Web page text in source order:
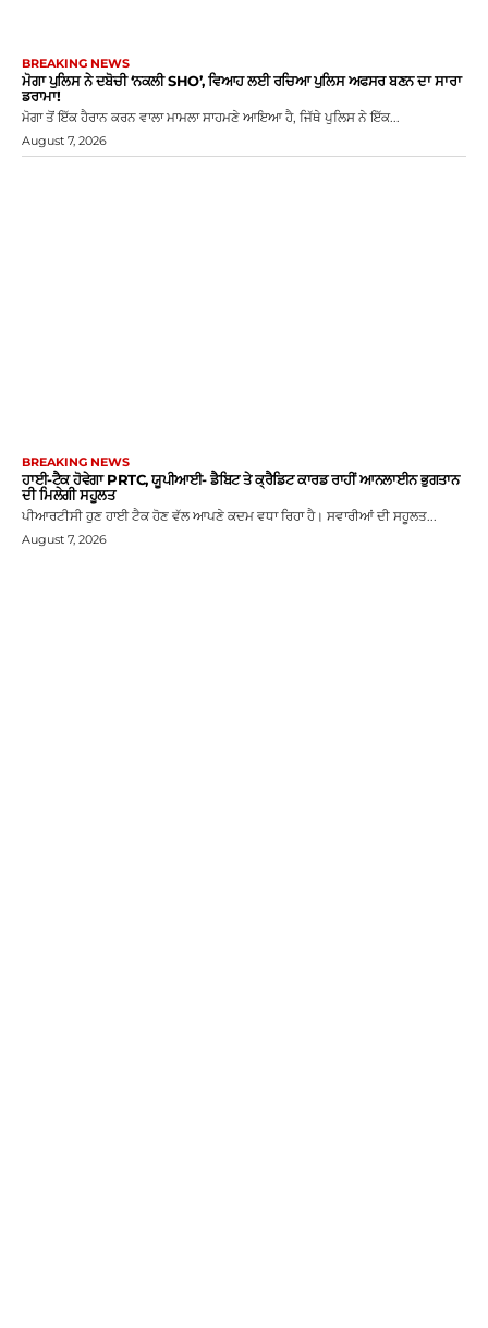
BREAKING NEWS
ਮੋਗਾ ਪੁਲਿਸ ਨੇ ਦਬੋਚੀ ‘ਨਕਲੀ SHO’, ਵਿਆਹ ਲਈ ਰਚਿਆ ਪੁਲਿਸ ਅਫਸਰ ਬਣਨ ਦਾ ਸਾਰਾ
ਡਰਾਮਾ!
ਮੋਗਾ ਤੋਂ ਇੱਕ ਹੈਰਾਨ ਕਰਨ ਵਾਲਾ ਮਾਮਲਾ ਸਾਹਮਣੇ ਆਇਆ ਹੈ, ਜਿੱਥੇ ਪੁਲਿਸ ਨੇ ਇੱਕ...
August 7, 2026
BREAKING NEWS
ਹਾਈ-ਟੈਕ ਹੋਵੇਗਾ PRTC, ਯੂਪੀਆਈ- ਡੈਬਿਟ ਤੇ ਕ੍ਰੈਡਿਟ ਕਾਰਡ ਰਾਹੀਂ ਆਨਲਾਈਨ ਭੁਗਤਾਨ
ਦੀ ਮਿਲੇਗੀ ਸਹੂਲਤ
ਪੀਆਰਟੀਸੀ ਹੁਣ ਹਾਈ ਟੈਕ ਹੋਣ ਵੱਲ ਆਪਣੇ ਕਦਮ ਵਧਾ ਰਿਹਾ ਹੈ। ਸਵਾਰੀਆਂ ਦੀ ਸਹੂਲਤ...
August 7, 2026